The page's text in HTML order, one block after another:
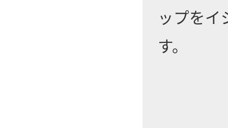
ップを
す。